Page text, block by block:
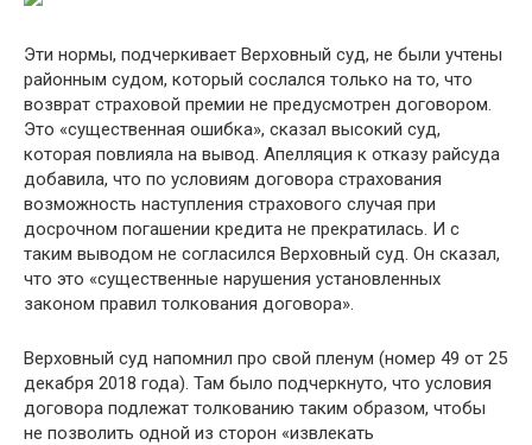
Эти нормы, подчеркивает Верховный суд, не были учтены
районным судом, который сослался только на то, что
возврат страховой премии не предусмотрен договором.
Это «существенная ошибка», сказал высокий суд,
которая повлияла на вывод. Апелляция к отказу райсуда
добавила, что по условиям договора страхования
возможность наступления страхового случая при
досрочном погашении кредита не прекратилась. И с
таким выводом не согласился Верховный суд. Он сказал,
что это «существенные нарушения установленных
законом правил толкования договора».
Верховный суд напомнил про свой пленум (номер 49 от 25
декабря 2018 года). Там было подчеркнуто, что условия
договора подлежат толкованию таким образом, чтобы
не позволить одной из сторон «извлекать